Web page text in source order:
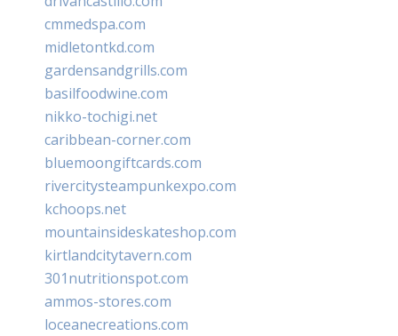
cmmedspa.com
midletontkd.com
gardensandgrills.com
basilfoodwine.com
nikko-tochigi.net
caribbean-corner.com
bluemoongiftcards.com
rivercitysteampunkexpo.com
kchoops.net
mountainsideskateshop.com
kirtlandcitytavern.com
301nutritionspot.com
ammos-stores.com
loceanecreations.com